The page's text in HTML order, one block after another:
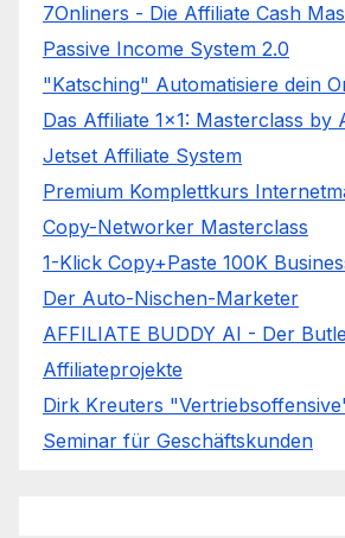
7Onliners - Die Affiliate Cash
Passive Income System 2.0
"Katsching" Automatisiere dein
Das Affiliate 1x1: Masterclass by
Jetset Affiliate System
Premium Komplettkurs
Copy-Networker Masterclass
1-Klick Copy+Paste 100K
Der Auto-Nischen-Marketer
AFFILIATE BUDDY AI - Der
Affiliateprojekte
Dirk Kreuters
Seminar für Geschäftskunden